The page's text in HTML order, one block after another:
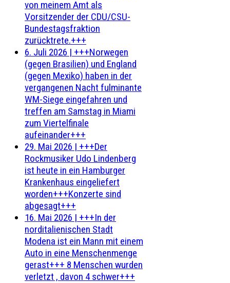
von meinem Amt als
Vorsitzender der CDU/CSU-
Bundestagsfraktion
zurücktrete.+++
6. Juli 2026 | +++Norwegen
(gegen Brasilien) und England
(gegen Mexiko) haben in der
vergangenen Nacht fulminante
WM-Siege eingefahren und
treffen am Samstag in Miami
zum Viertelfinale
aufeinander+++
29. Mai 2026 | +++Der
Rockmusiker Udo Lindenberg
ist heute in ein Hamburger
Krankenhaus eingeliefert
worden+++Konzerte sind
abgesagt+++
16. Mai 2026 | +++In der
norditalienischen Stadt
Modena ist ein Mann mit einem
Auto in eine Menschenmenge
gerast+++ 8 Menschen wurden
verletzt , davon 4 schwer+++